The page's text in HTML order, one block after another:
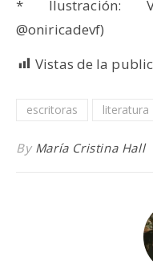
* Ilustración:
@oniricadevf)
Vistas de la
escritoras literatura
By María Cristina Hall